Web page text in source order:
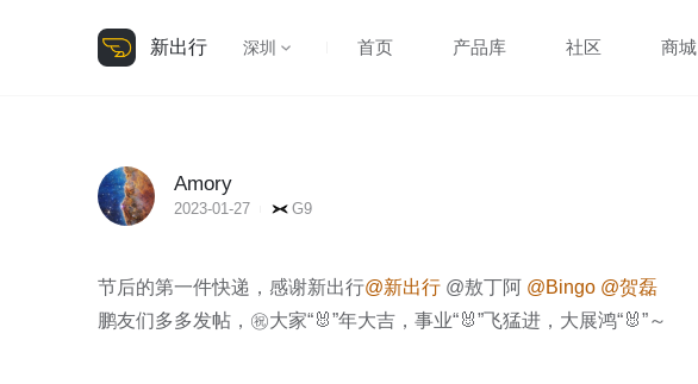
新出行 深圳 首页 产品库 社区 商城
Amory
2023-01-27 G9
节后的第一件快递，感谢新出行@新出行 @敖丁阿 @Bingo @贺磊
鹏友们多多发帖，㊗️大家“🐰”年大吉，事业“🐰”飞猛进，大展鸿“🐰”～